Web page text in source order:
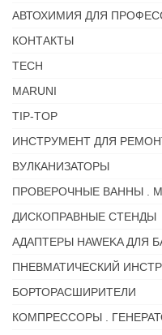
АВТОХИМИЯ ДЛЯ
КОНТАКТЫ
TECH
MARUNI
TIP-TOP
ИНСТРУМЕНТ ДЛЯ
ВУЛКАНИЗАТОРЫ
ПРОВЕРОЧНЫЕ ВАННЫ .
ДИСКОПРАВНЫЕ СТЕНДЫ
АДАПТЕРЫ HAWEKA ДЛЯ
ПНЕВМАТИЧЕСКИЙ
БОРТОРАСШИРИТЕЛИ
КОМПРЕССОРЫ .